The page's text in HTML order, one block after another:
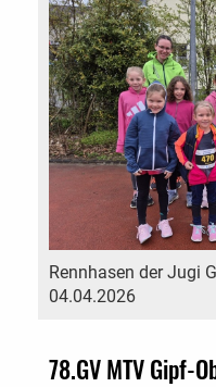
Rennhasen der Jugi
04.04.2026
78.GV MTV Gipf-